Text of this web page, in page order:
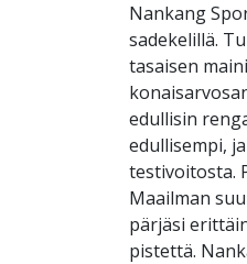
Nankang
sadekelillä.
tasaisen
edullisin
edullisempi,
testivoitosta.
Maailman
pärjäsi
pistettä.